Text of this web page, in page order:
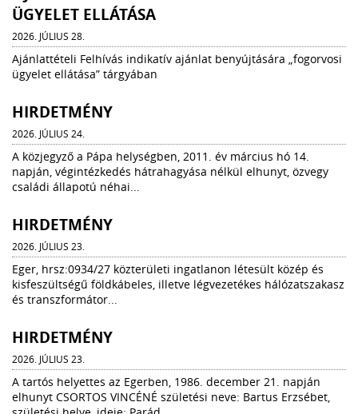
ÜGYELET ELLÁTÁSA
2026. JÚLIUS 28.
Ajánlattételi Felhívás indikatív ajánlat benyújtására „fogorvosi
ügyelet ellátása” tárgyában
HIRDETMÉNY
2026. JÚLIUS 24.
A közjegyző a Pápa helységben, 2011. év március hó 14.
napján, végintézkedés hátrahagyása nélkül elhunyt, özvegy
családi állapotú néhai...
HIRDETMÉNY
2026. JÚLIUS 23.
Eger, hrsz:0934/27 közterületi ingatlanon létesült közép és
kisfeszültségű földkábeles, illetve légvezetékes hálózatszakasz
és transzformátor...
HIRDETMÉNY
2026. JÚLIUS 23.
A tartós helyettes az Egerben, 1986. december 21. napján
elhunyt CSORTOS VINCÉNÉ születési neve: Bartus Erzsébet,